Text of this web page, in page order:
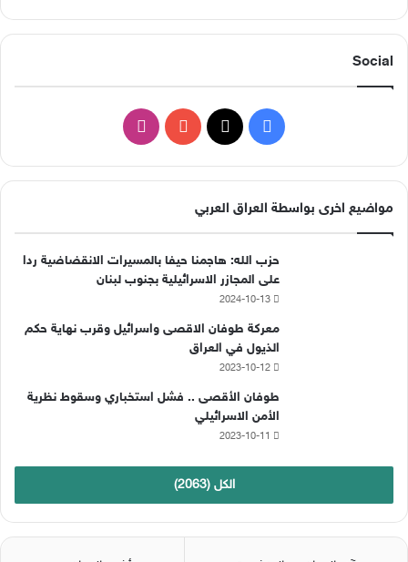
Social
ي
س
ب
و
ك
X
Y
u
T
ن
ت
ق
مواضيع اخرى بواسطة العراق العربي
حزب الله: هاجمنا حيفا بالمسيرات الانقضاضية ردا
على المجازر الاسرائيلية بجنوب لبنان
2024-10-13
معركة طوفان الاقصى واسرائيل وقرب نهاية حكم
الذيول في العراق
2023-10-12
طوفان الأقصى .. فشل استخباري وسقوط نظرية
الأمن الاسرائيلي
2023-10-11
الكل (2063)